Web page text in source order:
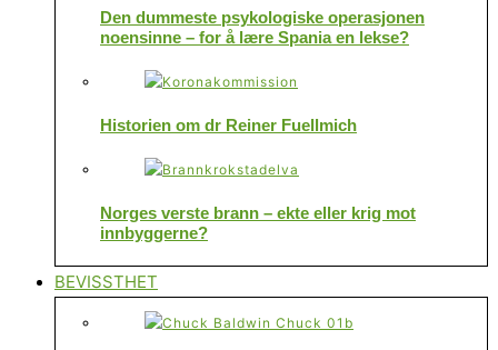
Den dummeste psykologiske operasjonen
noensinne – for å lære Spania en lekse?
Historien om dr Reiner Fuellmich
Norges verste brann – ekte eller krig mot
innbyggerne?
BEVISSTHET